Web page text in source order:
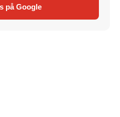
på Google